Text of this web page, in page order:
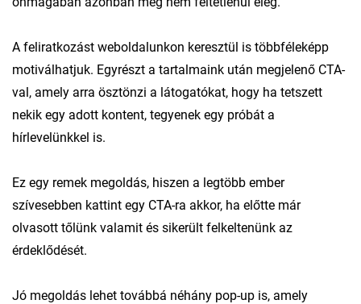
A feliratkozást weboldalunkon keresztül is többféleképp
motiválhatjuk. Egyrészt a tartalmaink után megjelenő CTA-
val, amely arra ösztönzi a látogatókat, hogy ha tetszett
nekik egy adott kontent, tegyenek egy próbát a
hírlevelünkkel is.
Ez egy remek megoldás, hiszen a legtöbb ember
szívesebben kattint egy CTA-ra akkor, ha előtte már
olvasott tőlünk valamit és sikerült felkeltenünk az
érdeklődését.
Jó megoldás lehet továbbá néhány pop-up is, amely